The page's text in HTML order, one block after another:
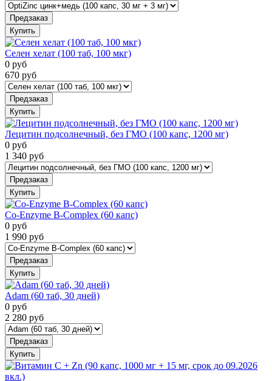
Предзаказ
Купить
Селен хелат (100 таб, 100 мкг)
0 руб
670 руб
Предзаказ
Купить
Лецитин подсолнечный, без ГМО (100 капс, 1200 мг)
0 руб
1 340 руб
Предзаказ
Купить
Co-Enzyme B-Complex (60 капс)
0 руб
1 990 руб
Предзаказ
Купить
Adam (60 таб, 30 дней)
0 руб
2 280 руб
Предзаказ
Купить